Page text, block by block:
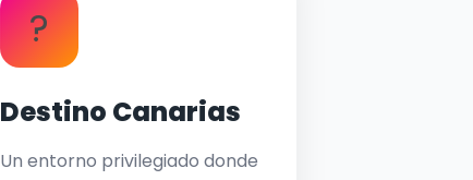
?
Destino Canarias
Un entorno privilegiado donde